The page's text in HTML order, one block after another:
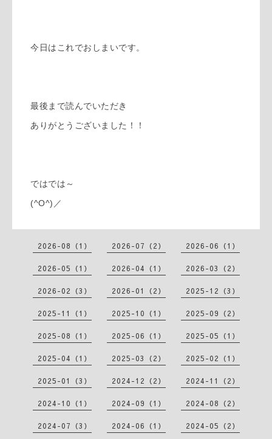
今日はこれでおしまいです。
最後まで読んでいただき
ありがとうございました！！
ではでは～
(^O^)／
2026-08（1） 2026-07（2） 2026-06（1）
2026-05（1） 2026-04（1） 2026-03（2）
2026-02（3） 2026-01（2） 2025-12（3）
2025-11（1） 2025-10（1） 2025-09（2）
2025-08（1） 2025-06（1） 2025-05（1）
2025-04（1） 2025-03（2） 2025-02（1）
2025-01（3） 2024-12（2） 2024-11（2）
2024-10（1） 2024-09（1） 2024-08（2）
2024-07（3） 2024-06（1） 2024-05（2）